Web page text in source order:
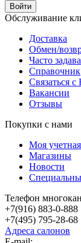
Обслуживание
Доставка
Обмен/
Часто
Справочник
Связаться
Вакансии
Отзывы
Покупки с нами
Моя
Магазины
Новости
Телефон
+7(916) 883-0-888
+7(495) 795-28-68
Адреса салонов